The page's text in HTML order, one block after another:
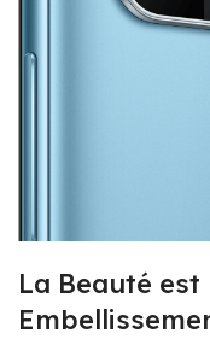
La Beauté